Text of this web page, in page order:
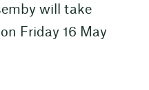
will take
Friday 16 May